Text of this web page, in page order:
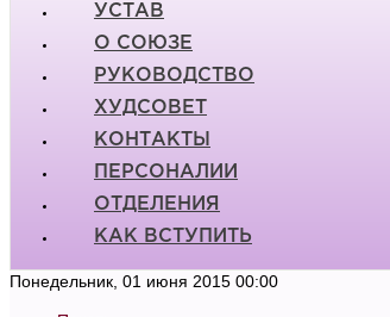
УСТАВ
О СОЮЗЕ
РУКОВОДСТВО
ХУДСОВЕТ
КОНТАКТЫ
ПЕРСОНАЛИИ
ОТДЕЛЕНИЯ
КАК ВСТУПИТЬ
Понедельник, 01 июня 2015 00:00